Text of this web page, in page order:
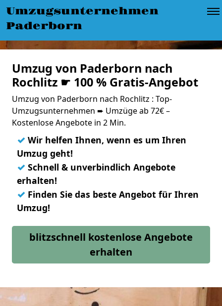
Umzugsunternehmen
Paderborn
Umzug von Paderborn nach
Rochlitz ☛ 100 % Gratis-Angebot
Umzug von Paderborn nach Rochlitz : Top-
Umzugsunternehmen ➨ Umzüge ab 72€ –
Kostenlose Angebote in 2 Min.
✓ Wir helfen Ihnen, wenn es um Ihren
Umzug geht!
✓ Schnell & unverbindlich Angebote
erhalten!
✓ Finden Sie das beste Angebot für Ihren
Umzug!
blitzschnell kostenlose Angebote
erhalten